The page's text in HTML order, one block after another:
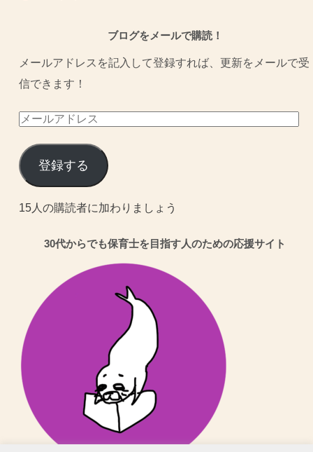
ブログをメールで購読！
メールアドレスを記入して登録すれば、更新をメールで受
信できます！
メ
ル
ア
ド
登録する
15人の購読者に加わりましょう
30代からでも保育士を目指す人のための応援サイト